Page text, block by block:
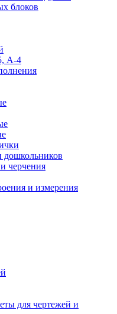
блоков
А-4
дошкольников
черчения
и измерения
для чертежей и